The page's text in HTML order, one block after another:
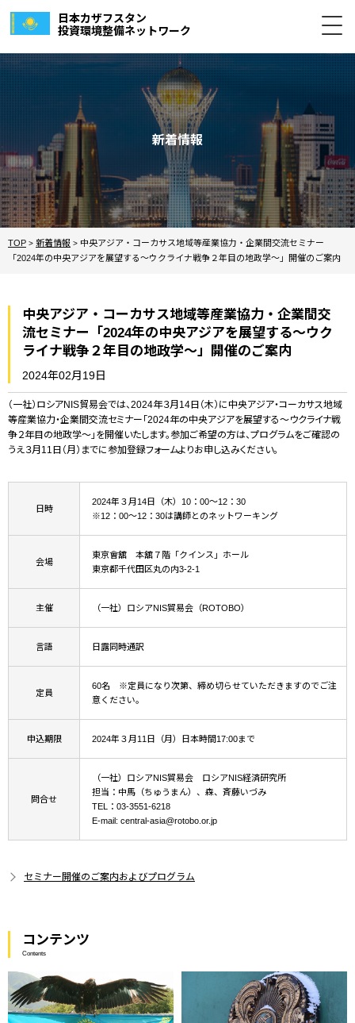
日本カザフスタン
投資環境整備ネットワーク
新着情報
TOP > 新着情報 > 中央アジア・コーカサス地域等産業協力・企業間交流セミナー
「2024年の中央アジアを展望する～ウクライナ戦争２年目の地政学～」開催のご案内
中央アジア・コーカサス地域等産業協力・企業間交
流セミナー「2024年の中央アジアを展望する～ウク
ライナ戦争２年目の地政学～」開催のご案内
2024年02月19日
（一社）ロシアNIS貿易会では、2024年３月14日（木）に中央アジア・コーカサス地域
等産業協力・企業間交流セミナー「2024年の中央アジアを展望する～ウクライナ戦
争２年目の地政学～」を開催いたします。参加ご希望の方は、プログラムをご確認の
うえ３月11日（月）までに参加登録フォームよりお申し込みください。
日時
2024年３月14日（木）10：00～12：30
※12：00～12：30は講師とのネットワーキング
会場
東京會舘 本舘７階「クインス」ホール
東京都千代田区丸の内3-2-1
主催 （一社）ロシアNIS貿易会（ROTOBO）
言語 日露同時通訳
定員
60名 ※定員になり次第、締め切らせていただきますのでご注
意ください。
申込期限 2024年３月11日（月）日本時間17:00まで
問合せ
（一社）ロシアNIS貿易会 ロシアNIS経済研究所
担当：中馬（ちゅうまん）、森、斉藤いづみ
TEL：03-3551-6218
E-mail: central-asia@rotobo.or.jp
セミナー開催のご案内およびプログラム
コンテンツ
Contents